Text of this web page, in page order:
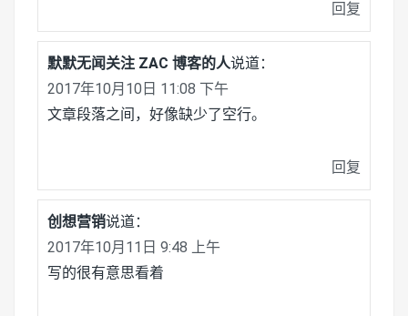
回复
默默无闻关注 ZAC 博客的人说道：
2017年10月10日 11:08 下午
文章段落之间，好像缺少了空行。
回复
创想营销说道：
2017年10月11日 9:48 上午
写的很有意思看着